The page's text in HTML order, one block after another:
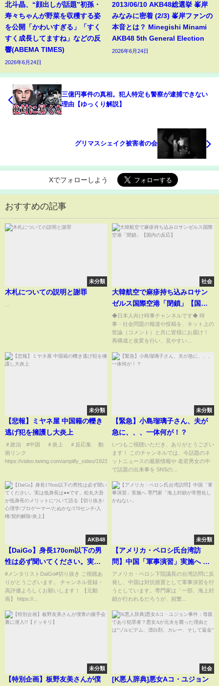
北斗晶、“顔出しが話題”初孫・
寿々ちゃんが野菜を収穫する姿
を公開「かわいすぎる」「すく
すく成長してますね」などの反
響(ABEMA TIMES)
2026年6月24日
2013/06/10 AKB48総選挙 峯岸
みなみに密着 (2/3) 峯岸ファンの
本音とは？ Minegishi Minami
AKB48 5th General Election
2026年6月24日
三億円事件の真相。犯人特定も警察が逮捕できない
理由【ゆっくり解説】
グリマスシェイク被害者の会
Xでフォローしよう
おすすめの記事
未分類
木札についての説明と謝罪
社会
大韓航空で麻疹持ち込みロサン
ゼルス国際空港「閉鎖」【国内
の反応】
◆日本人向け時事チャンネルです◆ 時
事・社会問題の報道や投稿を、ネット上の
世論（コメント）と共に皆様にお届け！
再構成と改変を行い、見やすい...
未分類
【悲報】ミヤネ屋 中国籍の轢き
逃げ犯を擁護し大炎上
＃政治 #中国 ＃炎上 ＃反応集 動
画リンク
https://video.twimg.com/amplify_video/1923363...
未分類
【緊急】小島瑠璃子さん、夫が
急に、、、一体何が！？
いつもご視聴いただき、ありがとうござい
ます！ このチャンネルでは、今話題のネ
ットニュースの最新情報や 老若男女の中
で話題の出来事を SNSの...
AKB48
【DaiGo】身長170cm以下の男
性は必ず聞いてください。実は
低身長は●●です。松丸大吾が低
身長のメリットについて語る
【切り抜き/心理学/プロゲーマー/
除/炎上】
#メンタリストDaiGo#切り抜き ご視聴あ
りがとうございます。 チャンネル登録・
高評価よろしくお願いします！ 【元動
画】 https://...
未分類
【アメリカ・ペロシ氏台湾訪
問】中国「軍事演習」実施へ 専
門家「海上封鎖が常態化しかね
ない」
アメリカ・ペロシ下院議長の台湾訪問に反
発し、中国は対抗措置として軍事演習を行
うとしています。専門家は「一部、海上封
鎖が行われるだろうが、頻繁...
未分類
【特別企画】板野友美さんが僕
社会
[K悪人辞典]悪女Aコ・ユジョン